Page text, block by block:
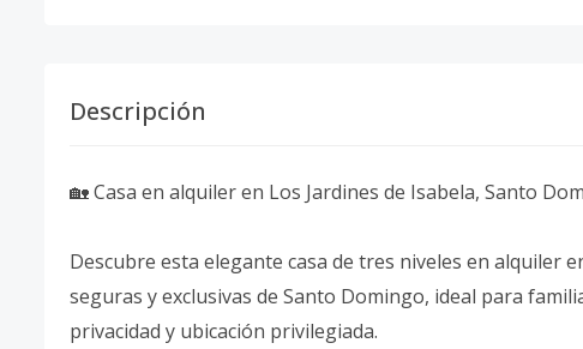
Descripción
🏡 Casa en alquiler en Los Jardines de Isabela, Santo
Descubre esta elegante casa de tres niveles en alquiler
seguras y exclusivas de Santo Domingo, ideal para
privacidad y ubicación privilegiada.